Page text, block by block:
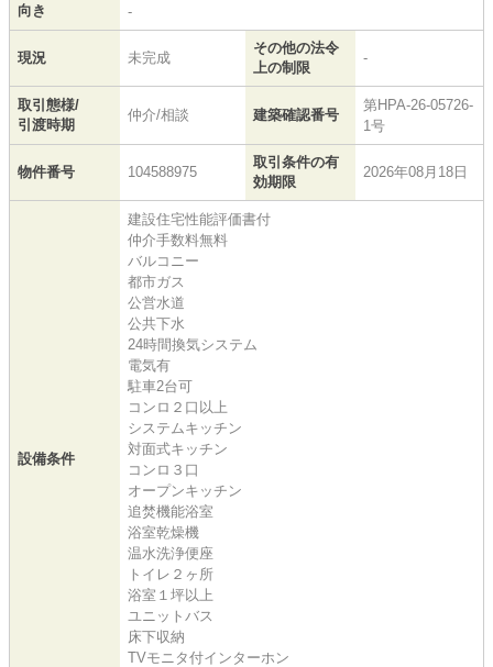
向き -
現況 未完成
その他の法令
上の制限
-
取引態様/
引渡時期
仲介/相談 建築確認番号
第HPA-26-05726-
1号
物件番号 104588975
取引条件の有
効期限
2026年08月18日
設備条件
建設住宅性能評価書付
仲介手数料無料
バルコニー
都市ガス
公営水道
公共下水
24時間換気システム
電気有
駐車2台可
コンロ２口以上
システムキッチン
対面式キッチン
コンロ３口
オープンキッチン
追焚機能浴室
浴室乾燥機
温水洗浄便座
トイレ２ヶ所
浴室１坪以上
ユニットバス
床下収納
TVモニタ付インターホン